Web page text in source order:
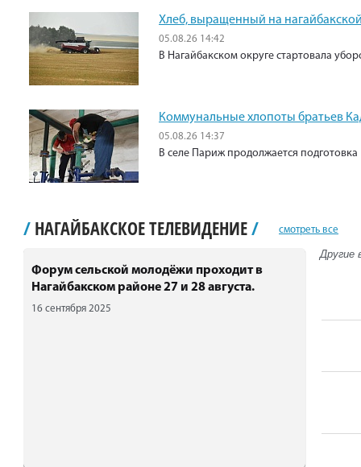
Хлеб, выращенный на
05.08.26 14:42
В Нагайбакском округе стартовала
Коммунальные хлопоты братьев
05.08.26 14:37
В селе Париж продолжается подготовка
/ НАГАЙБАКСКОЕ ТЕЛЕВИДЕНИЕ/ смотреть все
Форум сельской молодёжи проходит в
Нагайбакском районе 27 и 28 августа.
16 сентября 2025
Другие